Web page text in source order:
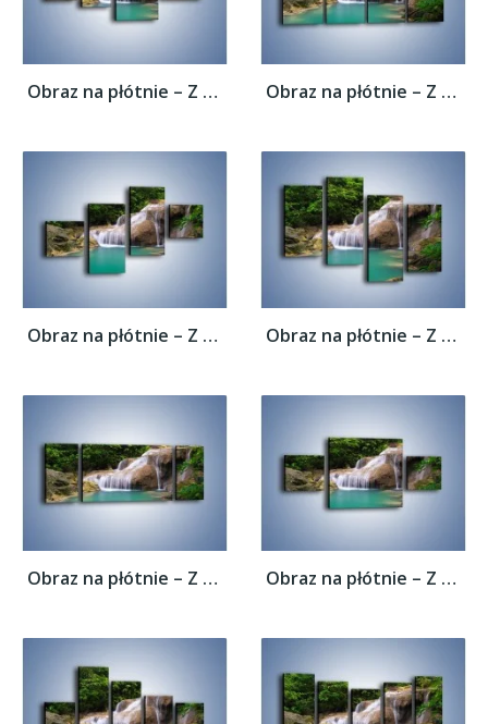
Obraz na płótnie – Z rybą w stronę... Obraz na płótnie – Z rybą w stronę...
Obraz na płótnie – Z rybą w stronę... Obraz na płótnie – Z rybą w stronę...
Obraz na płótnie – Z rybą w stronę... Obraz na płótnie – Z rybą w stronę...